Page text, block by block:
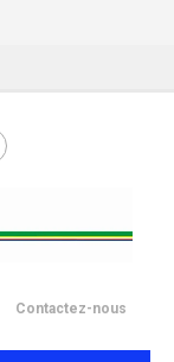
Contactez-nous